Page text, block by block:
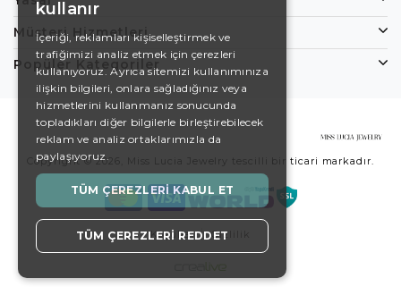
Müşteri Hizmetleri
Popüler Kategoriler
Copyright © 2026, Miss Lucia Jewelry tescilli bir ticari markadır.
Koşullar Gizlilik
DE
EN
SWEDISH
TURKISH
kullanır
İçeriği, reklamları kişiselleştirmek ve
trafiğimizi analiz etmek için çerezleri
kullanıyoruz. Ayrıca sitemizi kullanımınıza
ilişkin bilgileri, onlara sağladığınız veya
hizmetlerini kullanmanız sonucunda
topladıkları diğer bilgilerle birleştirebilecek
reklam ve analiz ortaklarımızla da
paylaşıyoruz.
TÜM ÇEREZLERI KABUL ET
TÜM ÇEREZLERI REDDET